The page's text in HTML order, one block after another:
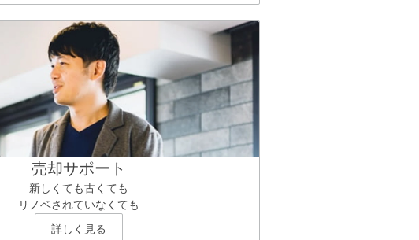
売却サポート
新しくても古くても
リノベされていなくても
詳しく見る